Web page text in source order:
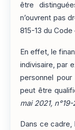
être
n’ouvrent pas
815-13 du Code
En effet, le
indivisaire, par
personnel
peut être
mai 2021, n°19-
Dans ce cadre,